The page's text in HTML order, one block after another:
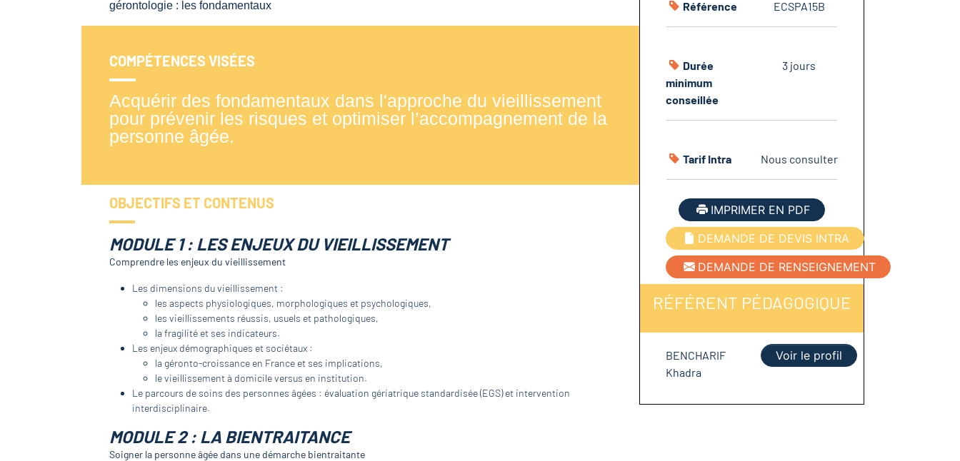
gérontologie : les fondamentaux
COMPÉTENCES VISÉES
Acquérir des fondamentaux dans l'approche du vieillissement
pour prévenir les risques et optimiser l’accompagnement de la
personne âgée.
OBJECTIFS ET CONTENUS
MODULE 1 : LES ENJEUX DU VIEILLISSEMENT
Comprendre les enjeux du vieillissement
Les dimensions du vieillissement :
les aspects physiologiques, morphologiques et psychologiques,
les vieillissements réussis, usuels et pathologiques,
la fragilité et ses indicateurs.
Les enjeux démographiques et sociétaux :
la géronto-croissance en France et ses implications,
le vieillissement à domicile versus en institution.
Le parcours de soins des personnes âgées : évaluation gériatrique standardisée (EGS) et intervention
interdisciplinaire.
MODULE 2 : LA BIENTRAITANCE
Soigner la personne âgée dans une démarche bientraitante
Référence ECSPA15B
Durée
minimum
conseillée
3 jours
Tarif Intra Nous consulter
IMPRIMER EN PDF
DEMANDE DE DEVIS INTRA
DEMANDE DE RENSEIGNEMENT
RÉFÉRENT PÉDAGOGIQUE
BENCHARIF
Khadra
Voir le profil